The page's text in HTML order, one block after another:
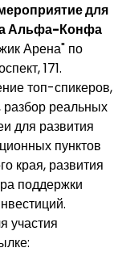
для
Альфа-Конфа
Арена" по
171.
топ-спикеров,
разбор реальных
для развития
пунктов
края, развития
поддержки
участия